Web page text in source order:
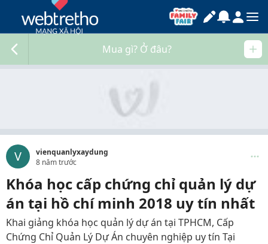
Mua gì? Ở đâu?
V
vienquanlyxaydung
8 năm trước
Khóa học cấp chứng chỉ quản lý dự
án tại hồ chí minh 2018 uy tín nhất
Khai giảng khóa học quản lý dự án tại TPHCM, Cấp
Chứng Chỉ Quản Lý Dự Án chuyên nghiệp uy tín Tại